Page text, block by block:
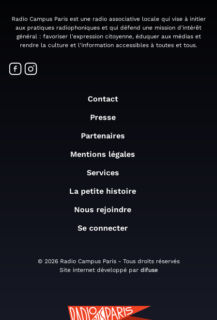
Radio Campus Paris est une radio associative locale qui vise à initier
aux pratiques radiophoniques et qui défend une mission d'intérêt
général : favoriser l'expression citoyenne, éduquer aux médias et
rendre la culture et l'information accessibles à toutes et tous.
Contact
Presse
Partenaires
Mentions légales
Services
La petite histoire
Nous rejoindre
Se connecter
© 2026 Radio Campus Paris - Tous droits réservés
Site internet développé par difuse